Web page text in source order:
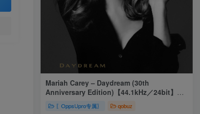
Mariah Carey – Daydream (30th
Anniversary Edition)【44.1kHz／24bit】美
〖OppsUpro专属〗 qobuz